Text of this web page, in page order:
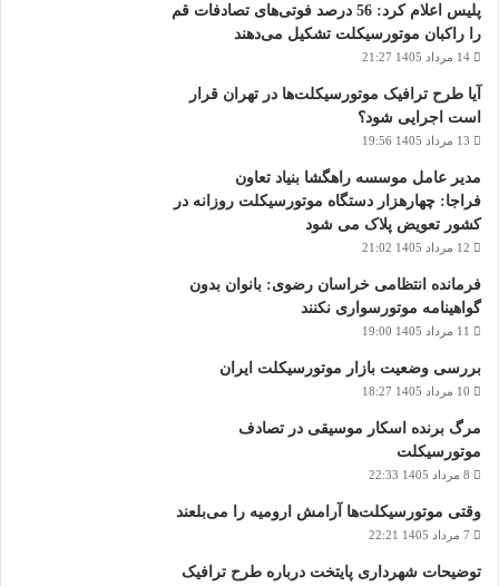
پلیس اعلام کرد: 56 درصد فوتی‌های تصادفات قم
را راکبان موتورسیکلت تشکیل می‌دهند
14 مرداد 1405 21:27
آیا طرح ترافیک موتورسیکلت‌ها در تهران قرار
است اجرایی شود؟
13 مرداد 1405 19:56
مدیر عامل موسسه راهگشا بنیاد تعاون
فراجا: چهارهزار دستگاه موتورسیکلت روزانه در
کشور تعویض پلاک می شود
12 مرداد 1405 21:02
فرمانده انتظامی خراسان رضوی: بانوان بدون
گواهینامه موتورسواری نکنند
11 مرداد 1405 19:00
بررسی وضعیت بازار موتورسیکلت ایران
10 مرداد 1405 18:27
مرگ برنده اسکار موسیقی در تصادف
موتورسیکلت
8 مرداد 1405 22:33
وقتی موتورسیکلت‌ها آرامش ارومیه را می‌بلعند
7 مرداد 1405 22:21
توضیحات شهرداری پایتخت درباره طرح ترافیک